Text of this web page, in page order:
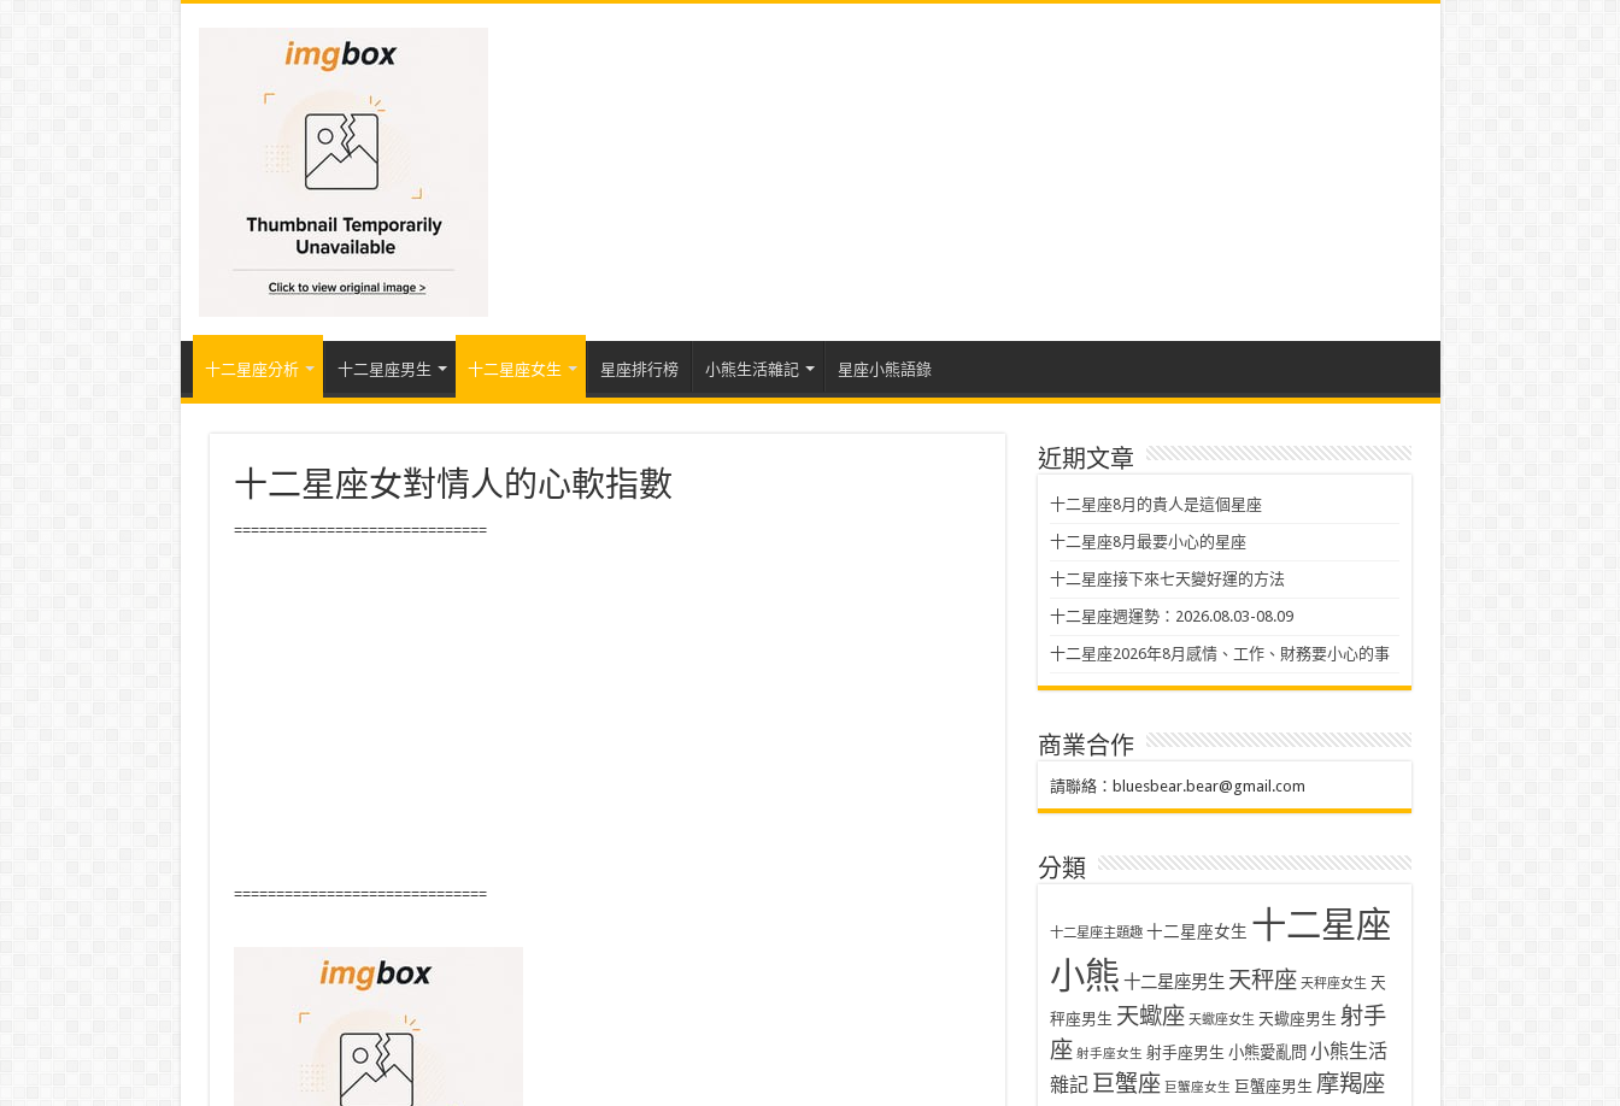
十二星座分析 十二星座男生 十二星座女生 星座排行榜 小熊生活雜記 星座小熊語錄
十二星座女對情人的心軟指數
==============================
==============================
近期文章
十二星座8月的貴人是這個星座
十二星座8月最要小心的星座
十二星座接下來七天變好運的方法
十二星座週運勢：2026.08.03-08.09
十二星座2026年8月感情、工作、財務要小心的事
商業合作
請聯絡： bluesbear.bear@gmail.com
分類
十二星座主題趣 十二星座女生 十二星座
小熊 十二星座男生 天秤座 天秤座女生 天
秤座男生 天蠍座 天蠍座女生 天蠍座男生 射手
座 射手座女生 射手座男生 小熊愛亂問 小熊生活
雜記 巨蟹座 巨蟹座女生 巨蟹座男生 摩羯座